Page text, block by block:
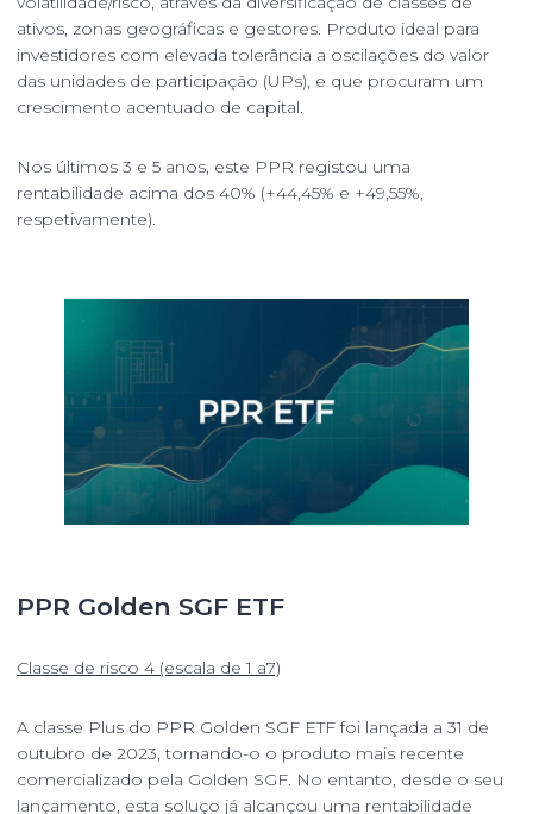
ativos, zonas geográficas e gestores. Produto ideal para
investidores com elevada tolerância a oscilações do valor
das unidades de participação (UPs), e que procuram um
crescimento acentuado de capital.
Nos últimos 3 e 5 anos, este PPR registou uma
rentabilidade acima dos 40% (+44,45% e +49,55%,
respetivamente).
PPR Golden SGF ETF
Classe de risco 4 (escala de 1 a7)
A classe Plus do PPR Golden SGF ETF foi lançada a 31 de
outubro de 2023, tornando-o o produto mais recente
comercializado pela Golden SGF. No entanto, desde o seu
lançamento, esta soluço já alcançou uma rentabilidade